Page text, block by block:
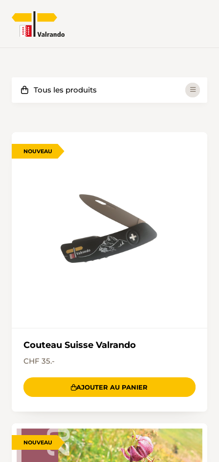
Couteau Suisse Valrando
CHF 35.-
NOUVEAU
AJOUTER AU PANIER
NOUVEAU